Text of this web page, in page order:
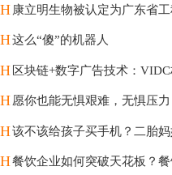
H 康立明生物被认定为广东省
H这么“傻”的机器人
H区块链+数字广告技术：
H愿你也能无惧艰难，无惧压力
H该不该给孩子买手机？二胎
H餐饮企业如何突破天花板？